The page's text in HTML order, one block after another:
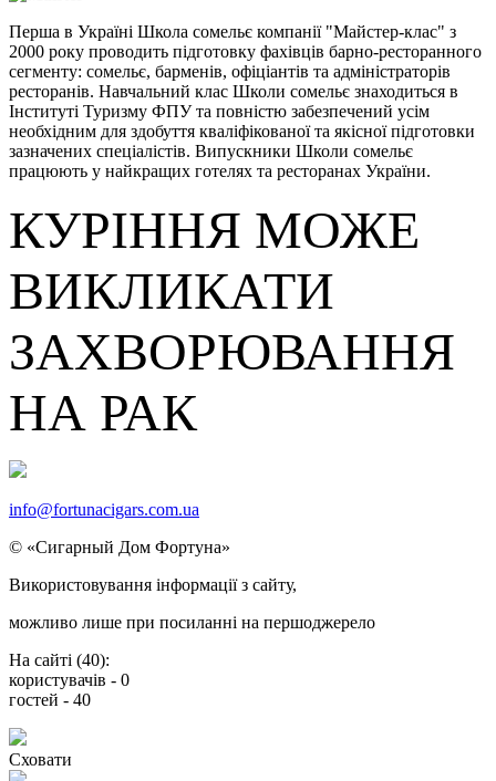
Перша в Україні Школа сомельє компанії "Майстер-клас" з
2000 року проводить підготовку фахівців барно-ресторанного
сегменту: сомельє, барменів, офіціантів та адміністраторів
ресторанів. Навчальний клас Школи сомельє знаходиться в
Інституті Туризму ФПУ та повністю забезпечений усім
необхідним для здобуття кваліфікованої та якісної підготовки
зазначених спеціалістів. Випускники Школи сомельє
працюють у найкращих готелях та ресторанах України.
КУРІННЯ МОЖЕ
ВИКЛИКАТИ
ЗАХВОРЮВАННЯ
НА РАК
info@fortunacigars.com.ua
© «Сигарный Дом Фортуна»
Використовування інформаціїз сайту,
можливо лише при посиланнi на першоджерело
На сайті (40):
користувачів - 0
гостей - 40
Сховати